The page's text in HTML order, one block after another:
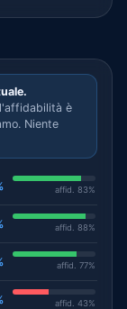
è
Niente
affid. 83%
affid. 88%
affid. 77%
affid. 43%